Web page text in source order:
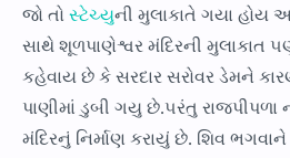
જો તો સ્ટેચ્યુની મુલાકાતે ગયા હોય
સાથે શૂળપાણેશ્વર મંદિરની મુલાકાત
કહેવાય છે કે સરદાર સરોવર ડેમને
પાણીમાં ડુબી ગયુ છે.૫રંતુ
મંદિરનું નિર્માણ કરાયું છે. શિવ